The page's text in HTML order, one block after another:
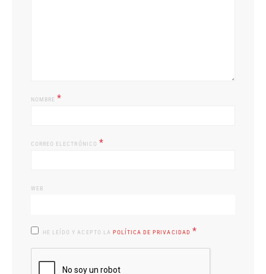
NOMBRE *
CORREO ELECTRÓNICO *
WEB
HE LEÍDO Y ACEPTO LA POLÍTICA DE PRIVACIDAD *